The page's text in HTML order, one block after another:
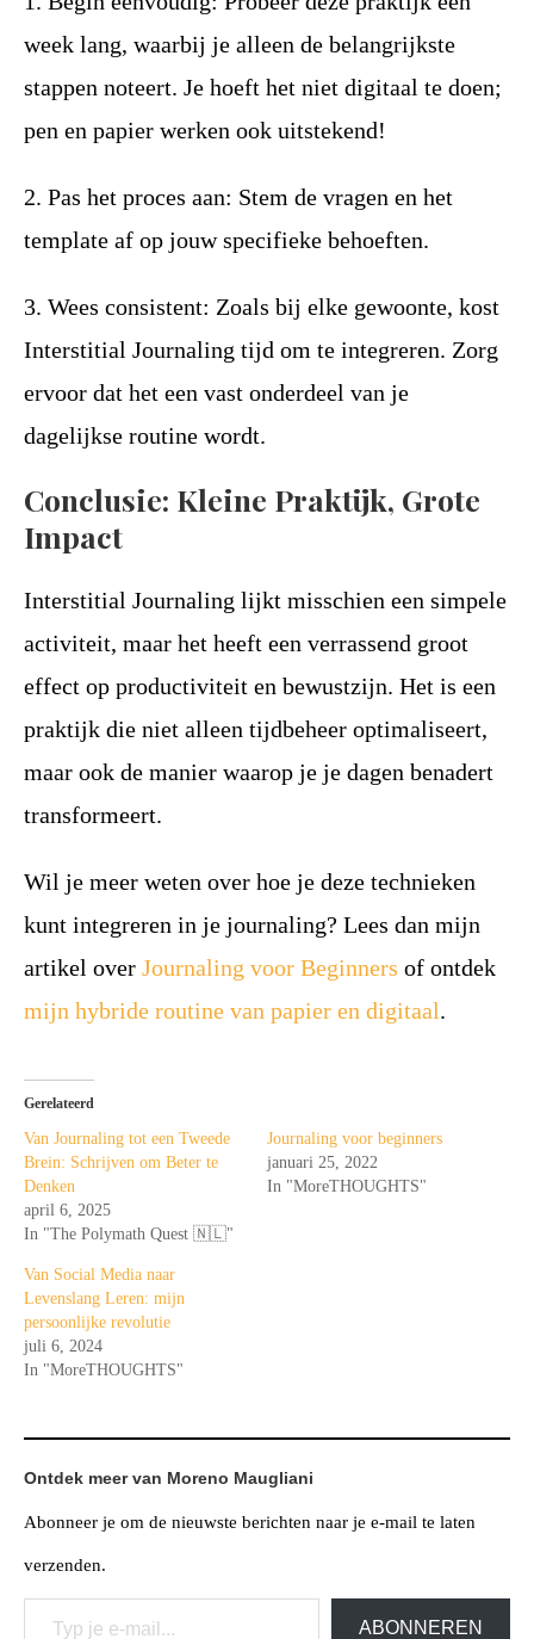
week lang, waarbij je alleen de belangrijkste
stappen noteert. Je hoeft het niet digitaal te doen;
pen en papier werken ook uitstekend!
2. Pas het proces aan: Stem de vragen en het
template af op jouw specifieke behoeften.
3. Wees consistent: Zoals bij elke gewoonte, kost
Interstitial Journaling tijd om te integreren. Zorg
ervoor dat het een vast onderdeel van je
dagelijkse routine wordt.
Conclusie: Kleine Praktijk, Grote
Impact
Interstitial Journaling lijkt misschien een simpele
activiteit, maar het heeft een verrassend groot
effect op productiviteit en bewustzijn. Het is een
praktijk die niet alleen tijdbeheer optimaliseert,
maar ook de manier waarop je je dagen benadert
transformeert.
Wil je meer weten over hoe je deze technieken
kunt integreren in je journaling? Lees dan mijn
artikel over Journaling voor Beginners of ontdek
mijn hybride routine van papier en digitaal.
Gerelateerd
Van Journaling tot een Tweede
Brein: Schrijven om Beter te
Denken
april 6, 2025
In "The Polymath Quest 🇳🇱"
Journaling voor beginners
januari 25, 2022
In "MoreTHOUGHTS"
Van Social Media naar
Levenslang Leren: mijn
persoonlijke revolutie
juli 6, 2024
In "MoreTHOUGHTS"
Ontdek meer van Moreno Maugliani
Abonneer je om de nieuwste berichten naar je e-mail te laten
verzenden.
Typ je e-mail...
ABONNEREN